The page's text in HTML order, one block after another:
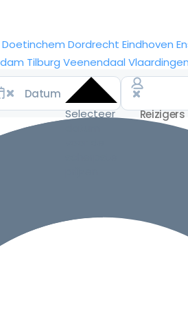
Doetinchem Dordrecht Eindhoven
Tilburg Veenendaal Vlaardingen
Selecteer